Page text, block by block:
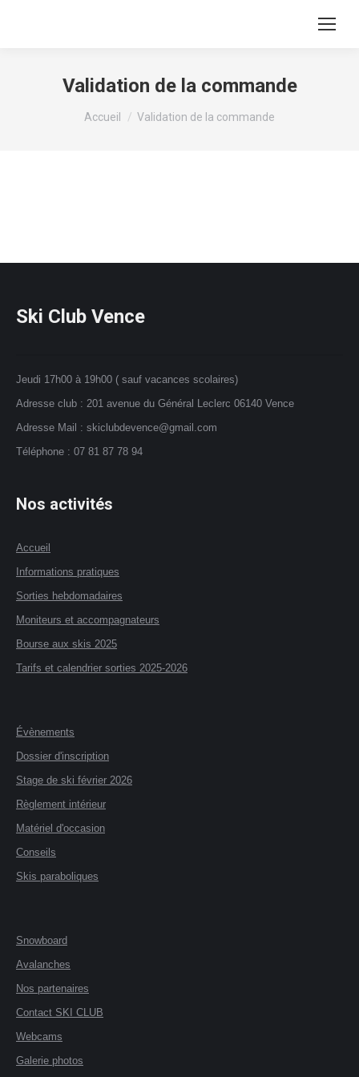
Validation de la commande
Vous êtes ici :
Accueil Validation de la commande
Ski Club Vence
Jeudi 17h00 à 19h00 ( sauf vacances scolaires)
Adresse club : 201 avenue du Général Leclerc 06140 Vence
Adresse Mail : skiclubdevence@gmail.com
Téléphone : 07 81 87 78 94
Nos activités
Accueil
Informations pratiques
Sorties hebdomadaires
Moniteurs et accompagnateurs
Bourse aux skis 2025
Tarifs et calendrier sorties 2025-2026
Évènements
Dossier d'inscription
Stage de ski février 2026
Règlement intérieur
Matériel d'occasion
Conseils
Skis paraboliques
Snowboard
Avalanches
Nos partenaires
Contact SKI CLUB
Webcams
Galerie photos